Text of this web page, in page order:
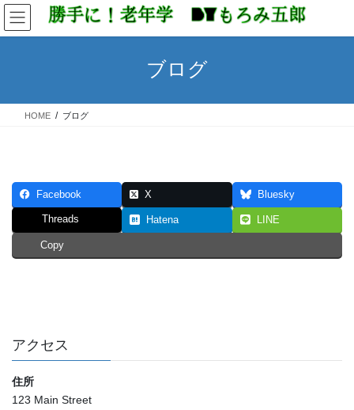
コ
ン
テ
ス
ナ
ビ
ゲ
ン
ブログ
HOME ブログ
Facebook X Bluesky
Threads Hatena LINE
Copy
アクセス
住所
123 Main Street